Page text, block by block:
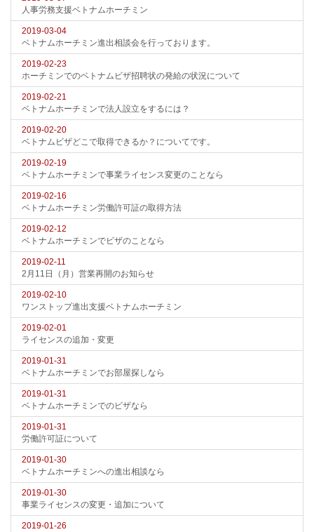
人事労務支援ベトナムホーチミン
2019-03-04
ベトナムホーチミン進出相談会を行っております。
2019-02-23
ホーチミンでのベトナムビザ招聘状の発給の状況について
2019-02-21
ベトナムホーチミンで法人設立をするには？
2019-02-20
ベトナムビザどこで取得できるか？についてです。
2019-02-19
ベトナムホーチミンで事業ライセンス変更のことなら
2019-02-16
ベトナムホーチミン労働許可証の取得方法
2019-02-12
ベトナムホーチミンでビザのことなら
2019-02-11
2月11日（月）営業再開のお知らせ
2019-02-10
ワンストップ進出支援ベトナムホーチミン
2019-02-01
ライセンスの追加・変更
2019-01-31
ベトナムホーチミンでお部屋探しなら
2019-01-31
ベトナムホーチミンでのビザなら
2019-01-31
労働許可証について
2019-01-30
ベトナムホーチミンへの進出相談なら
2019-01-30
事業ライセンスの変更・追加について
2019-01-26